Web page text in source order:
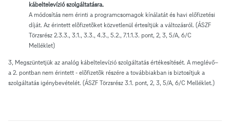
kábeltelevízió szolgáltatásra.
A módosítás nem érinti a programcsomagok kínálatát és havi előfizetési
díját. Az érintett elõfizetõket közvetlenül értesítjük a változásról. (ÁSZF
Törzsrész 2.3.3., 3.1., 3.3., 4.3., 5.2., 7.1.1.3. pont, 2, 3, 5/A, 6/C
Melléklet)
3, Megszüntetjük az analóg kábeltelevízió szolgáltatás értékesítését. A meglévő–
a 2. pontban nem érintett - elõfizetõk részére a továbbiakban is biztosítjuk a
szolgáltatás igénybevételét. (ÁSZF Törzsrész 3.1. pont, 2, 3, 5/A, 6/C Melléklet.)